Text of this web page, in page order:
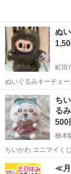
ぬ
町田
ぬいぐるみキーチェーン、カラビ
東京 町田市
ち
るみ
500
橋本
ちいかわ エニマイくじ B
ブランド：ちいかわ 商
態】 袋に入った未開封の新品です 【付属品
東京 町田市
≪月